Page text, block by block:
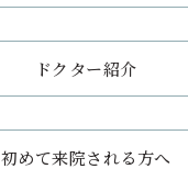
ドクター紹介
初めて来院される方へ